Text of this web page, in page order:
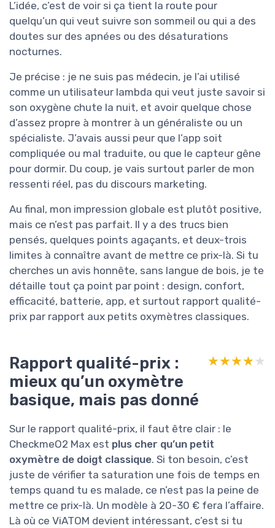
L’idée, c’est de voir si ça tient la route pour
quelqu’un qui veut suivre son sommeil ou qui a des
doutes sur des apnées ou des désaturations
nocturnes.
Je précise : je ne suis pas médecin, je l’ai utilisé
comme un utilisateur lambda qui veut juste savoir si
son oxygène chute la nuit, et avoir quelque chose
d’assez propre à montrer à un généraliste ou un
spécialiste. J’avais aussi peur que l’app soit
compliquée ou mal traduite, ou que le capteur gêne
pour dormir. Du coup, je vais surtout parler de mon
ressenti réel, pas du discours marketing.
Au final, mon impression globale est plutôt positive,
mais ce n’est pas parfait. Il y a des trucs bien
pensés, quelques points agaçants, et deux-trois
limites à connaître avant de mettre ce prix-là. Si tu
cherches un avis honnête, sans langue de bois, je te
détaille tout ça point par point : design, confort,
efficacité, batterie, app, et surtout rapport qualité-
prix par rapport aux petits oxymètres classiques.
Rapport qualité-prix :
mieux qu’un oxymètre
basique, mais pas donné
★★★★★
★★★★★
Sur le rapport qualité-prix, il faut être clair : le
CheckmeO2 Max est plus cher qu’un petit
oxymètre de doigt classique. Si ton besoin, c’est
juste de vérifier ta saturation une fois de temps en
temps quand tu es malade, ce n’est pas la peine de
mettre ce prix-là. Un modèle à 20-30 € fera l’affaire.
Là où ce ViATOM devient intéressant, c’est si tu